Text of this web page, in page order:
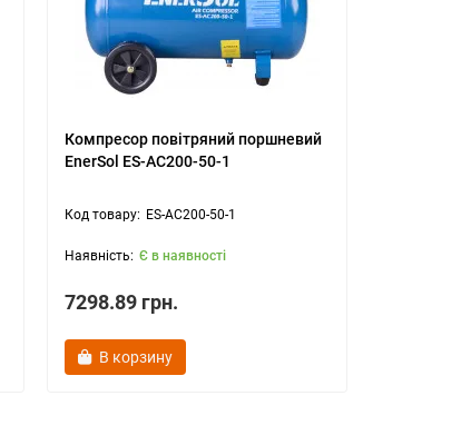
Компресор повітряний поршневий
EnerSol ES-AC200-50-1
ES-AC200-50-1
Є в наявності
7298.89 грн.
В корзину